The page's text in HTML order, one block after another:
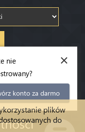
plików
do
State ×
nie
konto za darmo